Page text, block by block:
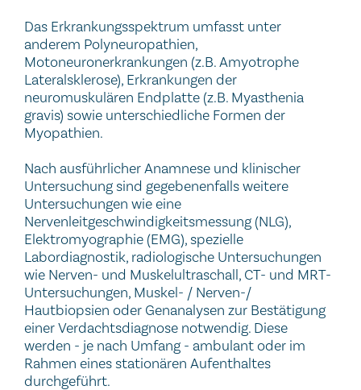
Das Erkrankungsspektrum umfasst unter
anderem Polyneuropathien,
Motoneuronerkrankungen (z.B. Amyotrophe
Lateralsklerose), Erkrankungen der
neuromuskulären Endplatte (z.B. Myasthenia
gravis) sowie unterschiedliche Formen der
Myopathien.
Nach ausführlicher Anamnese und klinischer
Untersuchung sind gegebenenfalls weitere
Untersuchungen wie eine
Nervenleitgeschwindigkeitsmessung (NLG),
Elektromyographie (EMG), spezielle
Labordiagnostik, radiologische Untersuchungen
wie Nerven- und Muskelultraschall, CT- und MRT-
Untersuchungen, Muskel- / Nerven-/
Hautbiopsien oder Genanalysen zur Bestätigung
einer Verdachtsdiagnose notwendig. Diese
werden - je nach Umfang - ambulant oder im
Rahmen eines stationären Aufenthaltes
durchgeführt.